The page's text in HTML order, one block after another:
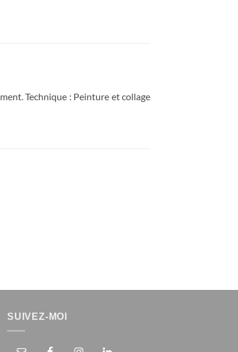
Technique : Peinture et collage
SUIVEZ-MOI